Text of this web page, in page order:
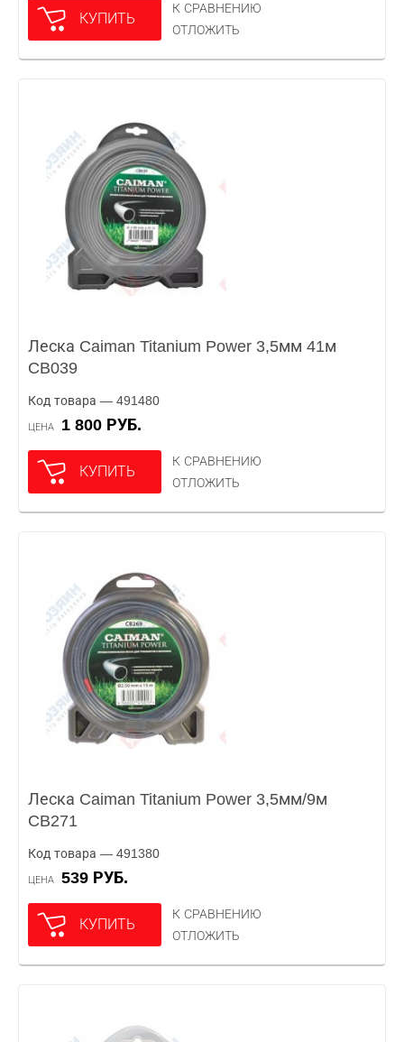
КУПИТЬ
К СРАВНЕНИЮ
ОТЛОЖИТЬ
Леска Caiman Titanium Power 3,5мм 41м
CB039
Код товара — 491480
ЦЕНА 1 800 РУБ.
КУПИТЬ
К СРАВНЕНИЮ
ОТЛОЖИТЬ
Леска Caiman Titanium Power 3,5мм/9м
CB271
Код товара — 491380
ЦЕНА 539 РУБ.
КУПИТЬ
К СРАВНЕНИЮ
ОТЛОЖИТЬ